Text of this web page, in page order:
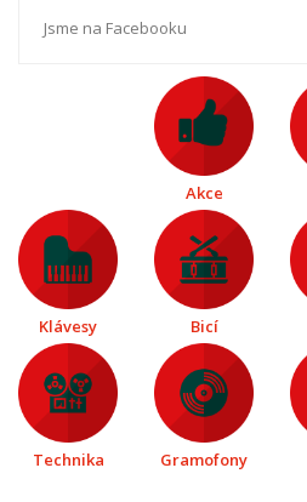
Jsme na Facebooku
Akce
Klávesy Bicí
Technika Gramofony